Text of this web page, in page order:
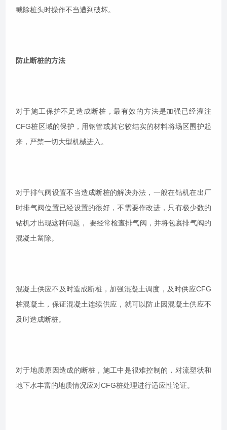
截除桩头时操作不当遭到破坏。
防止断桩的方法
对于施工保护不足造成断桩，最有效的方法是加强已经灌注
CFG桩区域的保护，用钢管或其它较结实的材料将场区围护起
来，严禁一切大型机械进入。
对于排气阀设置不当造成断桩的解决办法，一般在钻机在出厂
时排气阀位置已经设置的很好，不需要作改进，只有极少数的
钻机才出现这种问题， 要经常检查排气阀，并将包裹排气阀的
混凝土凿除。
混凝土供应不及时造成断桩，加强混凝土调度，及时供应CFG
桩混凝土，保证混凝土连续供应，就可以防止因混凝土供应不
及时造成断桩。
对于地质原因造成的断桩，施工中是很难控制的，对流塑状和
地下水丰富的地质情况应对CFG桩处理进行适应性论证。